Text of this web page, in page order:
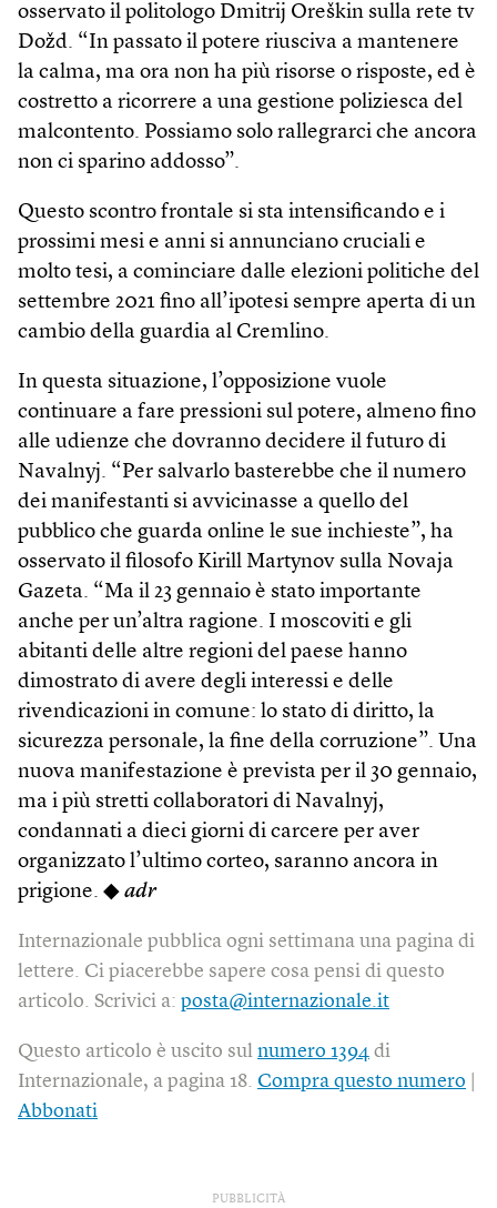
osservato il politologo Dmitrij Oreškin sulla rete tv
Dožd. “In passato il potere riusciva a mantenere
la calma, ma ora non ha più risorse o risposte, ed è
costretto a ricorrere a una gestione poliziesca del
malcontento. Possiamo solo rallegrarci che ancora
non ci sparino addosso”.
Questo scontro frontale si sta intensificando e i
prossimi mesi e anni si annunciano cruciali e
molto tesi, a cominciare dalle elezioni politiche del
settembre 2021 fino all’ipotesi sempre aperta di un
cambio della guardia al Cremlino.
In questa situazione, l’opposizione vuole
continuare a fare pressioni sul potere, almeno fino
alle udienze che dovranno decidere il futuro di
Navalnyj. “Per salvarlo basterebbe che il numero
dei manifestanti si avvicinasse a quello del
pubblico che guarda online le sue inchieste”, ha
osservato il filosofo Kirill Martynov sulla Novaja
Gazeta. “Ma il 23 gennaio è stato importante
anche per un’altra ragione. I moscoviti e gli
abitanti delle altre regioni del paese hanno
dimostrato di avere degli interessi e delle
rivendicazioni in comune: lo stato di diritto, la
sicurezza personale, la fine della corruzione”. Una
nuova manifestazione è prevista per il 30 gennaio,
ma i più stretti collaboratori di Navalnyj,
condannati a dieci giorni di carcere per aver
organizzato l’ultimo corteo, saranno ancora in
prigione. ◆ adr
Internazionale pubblica ogni settimana una pagina di
lettere. Ci piacerebbe sapere cosa pensi di questo
articolo. Scrivici a: posta@internazionale.it
Questo articolo è uscito sul numero 1394 di
Internazionale, a pagina 18. Compra questo numero
Abbonati
PUBBLICITÀ